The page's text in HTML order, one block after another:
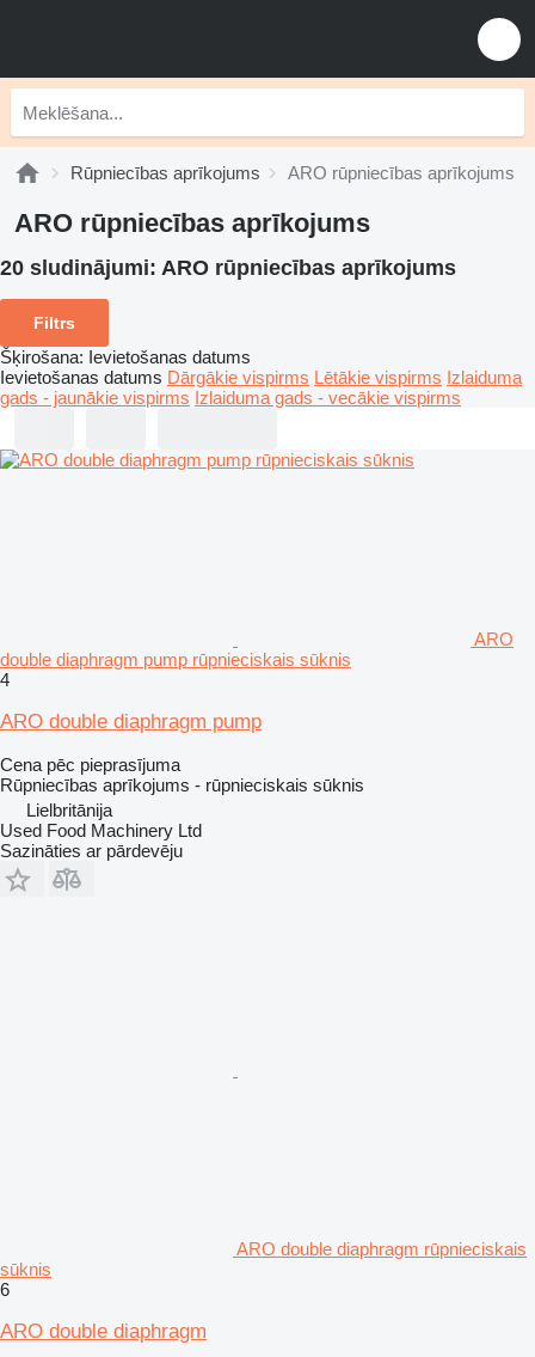
Rūpniecības aprīkojums ARO rūpniecības aprīkojums
ARO rūpniecības aprīkojums
20 sludinājumi: ARO rūpniecības aprīkojums
Filtrs
Šķirošana: Ievietošanas datums
Ievietošanas datums Dārgākie vispirms Lētākie vispirms Izlaiduma
gads - jaunākie vispirms Izlaiduma gads - vecākie vispirms
ARO
double diaphragm pump rūpnieciskais sūknis
4
ARO double diaphragm pump
Cena pēc pieprasījuma
Rūpniecības aprīkojums - rūpnieciskais sūknis
Lielbritānija
Used Food Machinery Ltd
Sazināties ar pārdevēju
ARO double diaphragm rūpnieciskais
sūknis
6
ARO double diaphragm